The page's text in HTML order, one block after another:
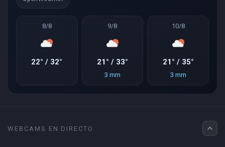
8/8
22° / 32°
9/8
21° / 33°
3 mm
10/8
21° / 35°
3 mm
WEBCAMS EN DIRECTO expand_less